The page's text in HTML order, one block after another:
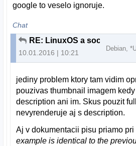
google to veselo ignoruje.
Chat
RE: LinuxOS a sociálne siete
10.01.2016 | 10:21
Debian,
jediny problem ktory tam vidim
pouzivas thumbnail imagem
description ani im. Skus pouzit
nevyrenderuje aj s description.
Aj v dokumentacii pisu priamo
example is identical to the